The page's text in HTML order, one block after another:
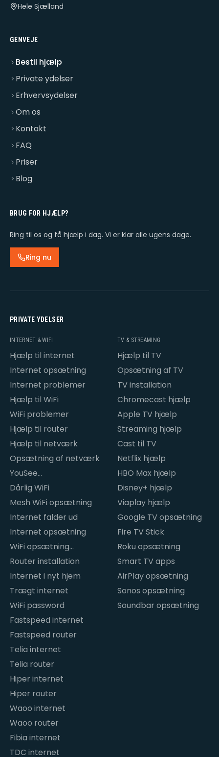
Hele Sjælland
GENVEJE
Bestil hjælp
Private ydelser
Erhvervsydelser
Om os
Kontakt
FAQ
Priser
Blog
BRUG FOR HJÆLP?
Ring til os og få hjælp i dag. Vi er klar alle ugens dage.
Ring nu
PRIVATE YDELSER
INTERNET & WIFI
Hjælp til internet
Internet opsætning
Internet problemer
Hjælp til WiFi
WiFi problemer
Hjælp til router
Hjælp til netværk
Opsætning af netværk
YouSee
internetproblemer
Dårlig WiFi
Mesh WiFi opsætning
Internet falder ud
Internet opsætning
WiFi opsætning
hjemme
Router installation
Internet i nyt hjem
Trægt internet
WiFi password
Fastspeed internet
Fastspeed router
Telia internet
Telia router
Hiper internet
Hiper router
Waoo internet
Waoo router
Fibia internet
TDC internet
TV & STREAMING
Hjælp til TV
Opsætning af TV
TV installation
Chromecast hjælp
Apple TV hjælp
Streaming hjælp
Cast til TV
Netflix hjælp
HBO Max hjælp
Disney+ hjælp
Viaplay hjælp
Google TV opsætning
Fire TV Stick
Roku opsætning
Smart TV apps
AirPlay opsætning
Sonos opsætning
Soundbar opsætning